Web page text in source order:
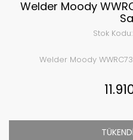
Welder Moody
Stok Kodu:
Welder Moody
TÜKENDİ